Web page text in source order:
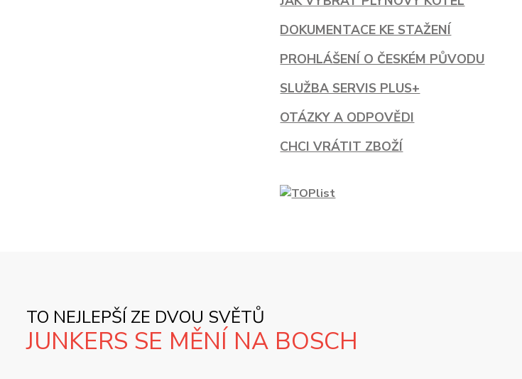
DOKUMENTACE KE STAŽENÍ
PROHLÁŠENÍ O ČESKÉM PŮVODU
SLUŽBA SERVIS PLUS+
OTÁZKY A ODPOVĚDI
CHCI VRÁTIT ZBOŽÍ
TO NEJLEPŠÍ ZE DVOU SVĚTŮ
JUNKERS SE MĚNÍ NA BOSCH